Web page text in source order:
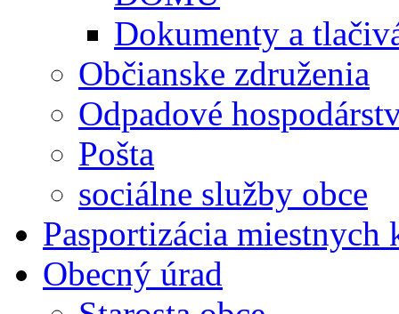
Dokumenty a
Občianske združenia
Odpadové
Pošta
sociálne služby obce
Pasportizácia
Obecný úrad